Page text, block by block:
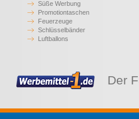
Süße Werbung
Promotiontaschen
Feuerzeuge
Schlüsselbänder
Luftballons
Der